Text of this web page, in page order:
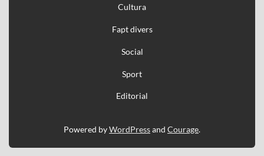
Cultura
Fapt divers
Social
Sport
Editorial
Powered byWordPressand Courage.